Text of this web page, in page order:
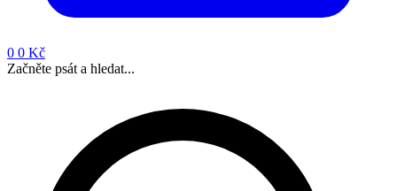
0 0 Kč
Začněte psát a hledat...